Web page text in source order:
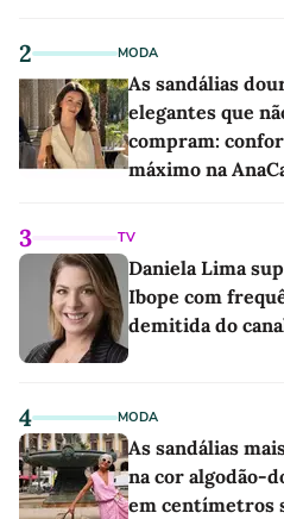
2 MODA
As sandálias
elegantes que
compram:
máximo na
3 TV
Daniela Lima
Ibope com
demitida do
4 MODA
As sandálias
na cor algodão-
em centímetros